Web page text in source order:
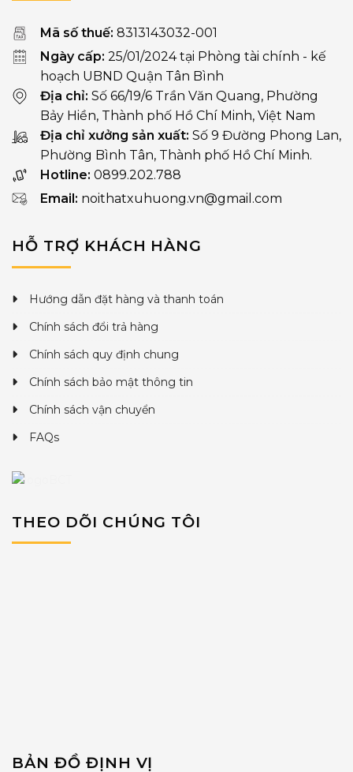
Mã số thuế: 8313143032-001
Ngày cấp: 25/01/2024 tại Phòng tài chính - kế
hoạch UBND Quận Tân Bình
Địa chỉ: Số 66/19/6 Trần Văn Quang, Phường
Bảy Hiền, Thành phố Hồ Chí Minh, Việt Nam
Địa chỉ xưởng sản xuất: Số 9 Đường Phong Lan,
Phường Bình Tân, Thành phố Hồ Chí Minh.
Hotline: 0899.202.788
Email: noithatxuhuong.vn@gmail.com
HỖ TRỢ KHÁCH HÀNG
Hướng dẫn đặt hàng và thanh toán
Chính sách đổi trả hàng
Chính sách quy định chung
Chính sách bảo mật thông tin
Chính sách vận chuyển
FAQs
THEO DÕI CHÚNG TÔI
BẢN ĐỒ ĐỊNH VỊ